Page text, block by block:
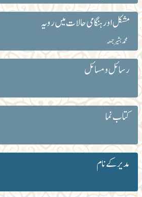
مشکل اور ہنگامی حالات میں رویہ
محمد بشیر جمعہ
رسائل و مسائل
کتاب نما
مدیر کے نام